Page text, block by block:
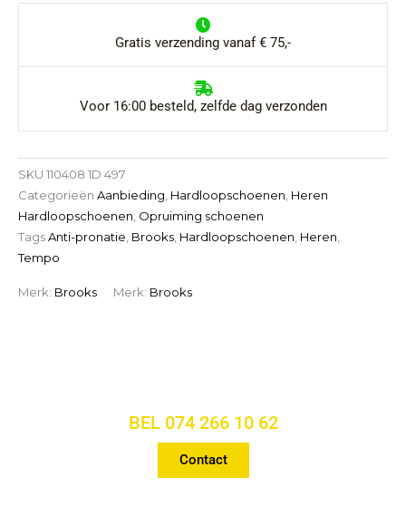
Gratis verzending vanaf € 75,-
Voor 16:00 besteld, zelfde dag verzonden
SKU 110408 1D 497
Categorieën Aanbieding, Hardloopschoenen, Heren
Hardloopschoenen, Opruiming schoenen
TagsAnti-pronatie, Brooks, Hardloopschoenen, Heren,
Tempo
Merk: Brooks Merk: Brooks
BEL 074 266 10 62
Contact